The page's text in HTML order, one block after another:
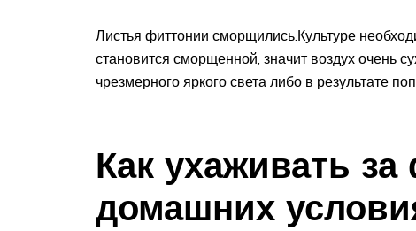
Листья фиттонии сморщились.Культуре
становится сморщенной, значит воздух очень
чрезмерного яркого света либо в результате
Как ухаживать
домашних